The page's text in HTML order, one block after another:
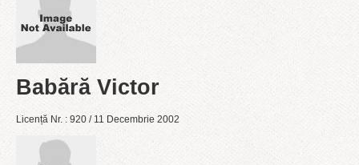
Babără Victor
Licență Nr. : 920 / 11 Decembrie 2002